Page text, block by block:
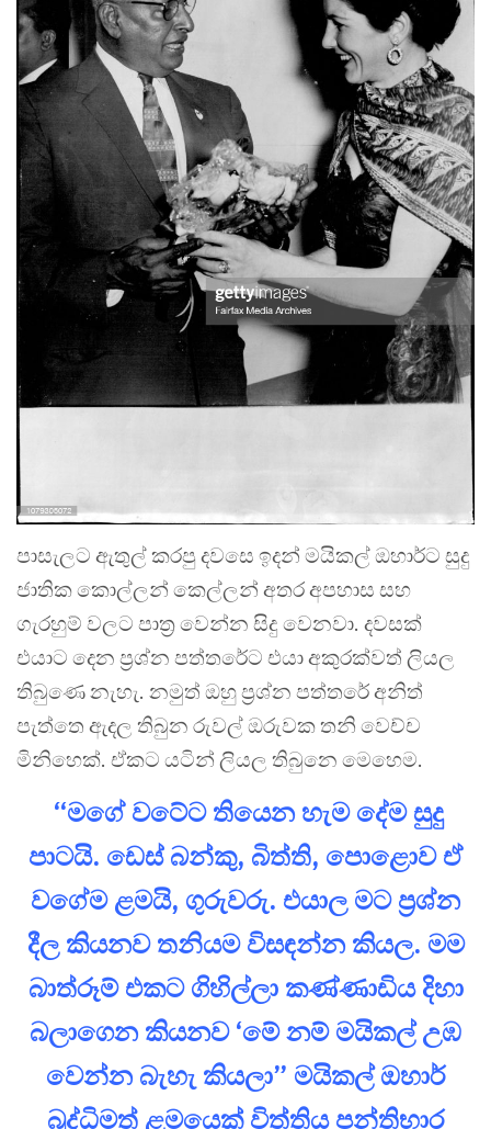
පාසැලට ඇතුල් කරපු දවසෙ ඉදන් මයිකල් ඔහාර්ට සුදු
ජාතික කොල්ලන් කෙල්ලන් අතර අපහාස සහ
ගැරහුම් වලට පාත්‍ර වෙන්න සිදු වෙනවා. දවසක්
එයාට දෙන ප්‍රශ්න පත්තරේට එයා අකුරක්වත් ලියල
තිබුණෙ නැහැ. නමුත් ඔහු ප්‍රශ්න පත්තරේ අනිත්
පැත්තෙ ඇදල තිබුන රුවල් ඔරුවක තනි වෙච්ච
මිනිහෙක්. ඒකට යටින් ලියල තිබුනෙ මෙහෙම.
“මගේ වටේට තියෙන හැම දේම සුදු
පාටයි. ඩෙස් බන්කු, බිත්ති, පොළොව ඒ
වගේම ළමයි, ගුරුවරු. එයාල මට ප්‍රශ්න
දීල කියනව තනියම විසඳන්න කියල. මම
බාත්රූම් එකට ගිහිල්ලා කණ්ණාඩිය දිහා
බලාගෙන කියනව ‘මේ නම් මයිකල් උඹ
වෙන්න බැහැ කියලා” මයිකල් ඔහාර්
බුද්ධිමත් ළමයෙක් විත්තිය පන්තිභාර